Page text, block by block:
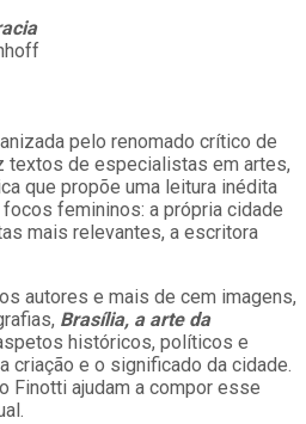
pelo renomado crítico de
textos de especialistas em artes,
que propõe uma leitura inédita
femininos: a própria cidade
mais relevantes, a escritora
autores e mais de cem imagens,
Brasília, a arte da
históricos, políticos e
criação e o significado da cidade.
Finotti ajudam a compor esse